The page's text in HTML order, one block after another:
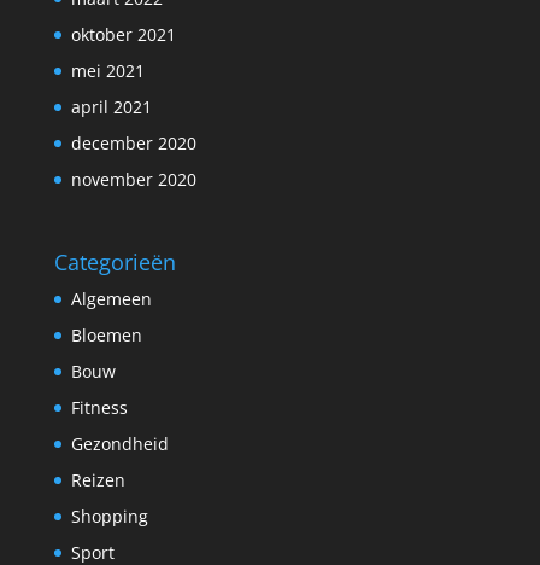
oktober 2021
mei 2021
april 2021
december 2020
november 2020
Categorieën
Algemeen
Bloemen
Bouw
Fitness
Gezondheid
Reizen
Shopping
Sport